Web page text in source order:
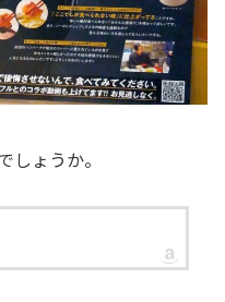
しょうか。